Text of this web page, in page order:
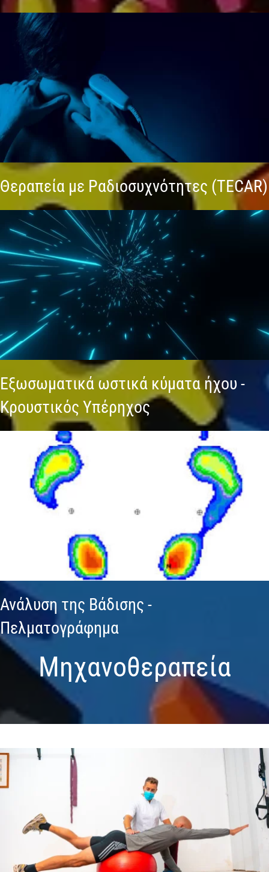
Θεραπεία με Ραδιοσυχνότητες (TECAR)
Εξωσωματικά ωστικά κύματα ήχου -
Κρουστικός Υπέρηχος
Ανάλυση της Βάδισης -
Πελματογράφημα
Μηχανοθεραπεία